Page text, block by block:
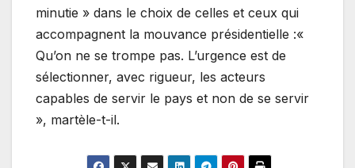
minutie » dans le choix de celles et ceux qui
accompagnent la mouvance présidentielle :«
Qu’on ne se trompe pas. L’urgence est de
sélectionner, avec rigueur, les acteurs
capables de servir le pays et non de se servir
», martèle-t-il.